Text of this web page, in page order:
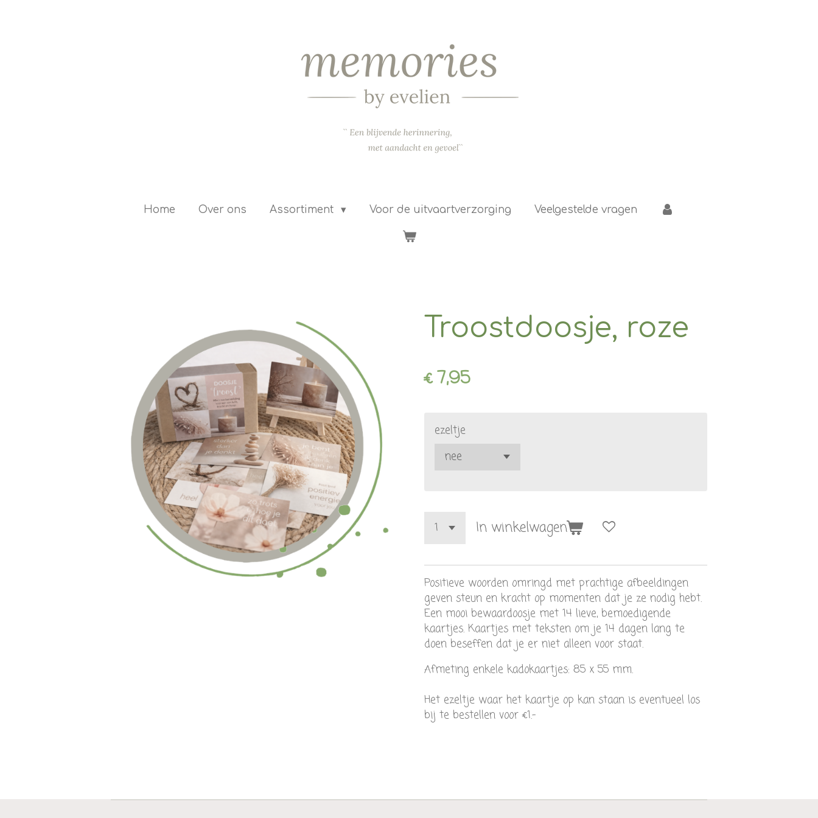
Home Over ons Assortiment Voor de uitvaartverzorging Veelgestelde vragen
Troostdoosje, roze
€ 7,95
ezeltje
In winkelwagen
Positieve woorden omringd met prachtige afbeeldingen
geven steun en kracht op momenten dat je ze nodig hebt.
Een mooi bewaardoosje met 14 lieve, bemoedigende
kaartjes. Kaartjes met teksten om je 14 dagen lang te
doen beseffen dat je er niet alleen voor staat.
Afmeting enkele kadokaartjes: 85 x 55 mm.
Het ezeltje waar het kaartje op kan staan is eventueel los
bij te bestellen voor €1.-